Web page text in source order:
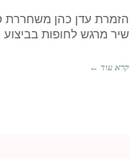
הזמרת עדן כהן משחררת
שיר מרגש לחופות בביצוע
קרא עוד ←